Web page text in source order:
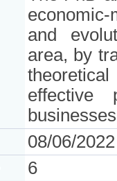
and
area, by
effective
08/06/2022
6